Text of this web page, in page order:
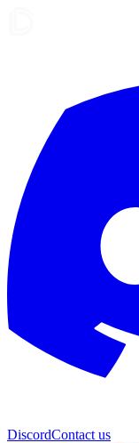
DiscordContact us